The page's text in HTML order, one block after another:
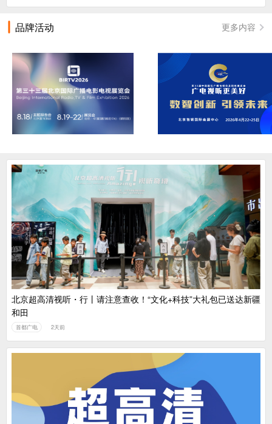
品牌活动 更多内容
北京超高清视听・行丨请注意查收！“文化+科技”大礼包已送达新疆
和田
首都广电 2天前